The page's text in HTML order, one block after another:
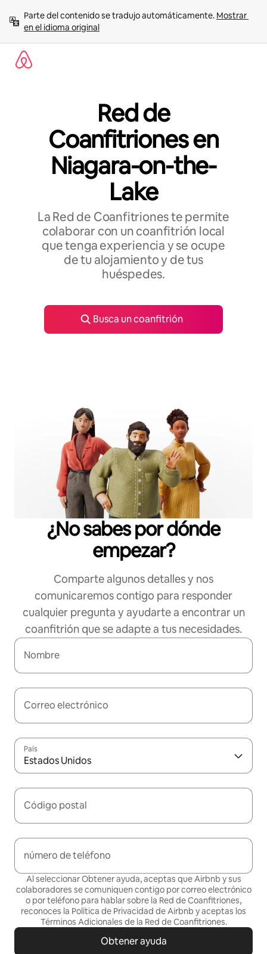
contenido
Parte del contenido se tradujo automáticamente. Mostrar
en el idioma original
Red de
Coanfitriones en
Niagara-on-the-
Lake
La Red de Coanfitriones te permite
colaborar con un coanfitrión local
que tenga experiencia y se ocupe
de tu alojamiento y de tus
huéspedes.
Busca un coanfitrión
¿No sabes por dónde
empezar?
Comparte algunos detalles y nos
comunicaremos contigo para responder
cualquier pregunta y ayudarte a encontrar un
coanfitrión que se adapte a tus necesidades.
Nombre
Correo electrónico
País
Estados Unidos
Código postal
número de teléfono
Al seleccionar Obtener ayuda, aceptas que Airbnb y sus
colaboradores se comuniquen contigo por correo electrónico
o por teléfono para hablar sobre la Red de Coanfitriones,
reconoces la Política de Privacidad de Airbnb y aceptas los
Términos Adicionales de la Red de Coanfitriones.
Obtener ayuda